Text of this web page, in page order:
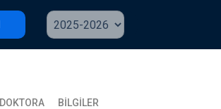
DOKTORA BİLGİLER